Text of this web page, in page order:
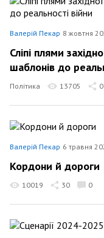
Валерій Пекар 8 жовтня
Сліпі плями
шаблонів до
Політика 13705 0
Валерій Пекар 6 травня
Кордони й дороги
10019 30 0